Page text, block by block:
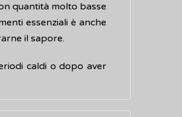
quantità molto basse
essenziali è anche
il sapore.
caldi o dopo aver